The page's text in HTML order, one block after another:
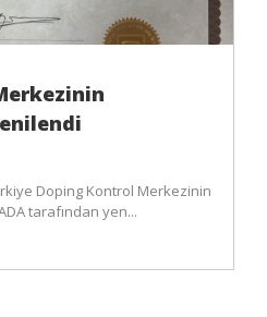
Doping Kontrol Merkezinin
tarafından yen...